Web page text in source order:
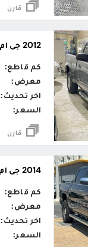
قارن
2012 جي ام سي سييرا 1500 غمارتين
كم قاطع:
معرض:
اخر تحديث:
السعر:
قارن
2014 جي ام سي سييرا اس ال اي
كم قاطع:
معرض:
اخر تحديث:
السعر: